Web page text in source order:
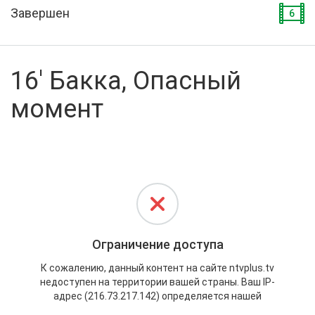
О сайте
Активировать промокод
Завершен 6
16' Бакка, Опасный
момент